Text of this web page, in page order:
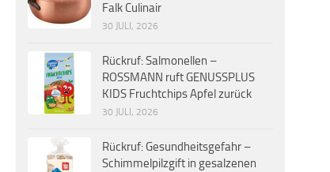
Falk Culinair
30 JULI, 2026
Rückruf: Salmonellen –
ROSSMANN ruft GENUSSPLUS
KIDS Fruchtchips Apfel zurück
30 JULI, 2026
Rückruf: Gesundheitsgefahr –
Schimmelpilzgift in gesalzenen